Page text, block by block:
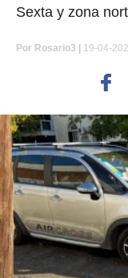
Sexta y zona
Por Rosario3 | 19-04-